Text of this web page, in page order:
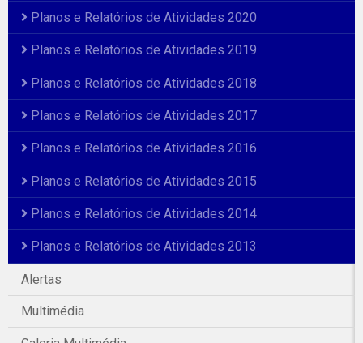
Planos e Relatórios de Atividades 2020
Planos e Relatórios de Atividades 2019
Planos e Relatórios de Atividades 2018
Planos e Relatórios de Atividades 2017
Planos e Relatórios de Atividades 2016
Planos e Relatórios de Atividades 2015
Planos e Relatórios de Atividades 2014
Planos e Relatórios de Atividades 2013
Alertas
Multimédia